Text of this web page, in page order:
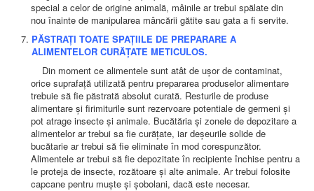
special a celor de origine animală, mâinile ar trebui spălate din
nou înainte de manipularea mâncării gătite sau gata a fi servite.
PĂSTRAȚI TOATE SPAȚIILE DE PREPARARE A
ALIMENTELOR CURĂȚATE METICULOS.
Din moment ce alimentele sunt atât de ușor de contaminat,
orice suprafață utilizată pentru prepararea produselor alimentare
trebuie să fie păstrată absolut curată. Resturile de produse
alimentare și firimiturile sunt rezervoare potentiale de germeni și
pot atrage insecte și animale. Bucătăria și zonele de depozitare a
alimentelor ar trebui sa fie curățate, iar deșeurile solide de
bucătarie ar trebui să fie eliminate în mod corespunzător.
Alimentele ar trebui să fie depozitate în recipiente închise pentru a
le proteja de insecte, rozătoare și alte animale. Ar trebui folosite
capcane pentru muște și șobolani, dacă este necesar.